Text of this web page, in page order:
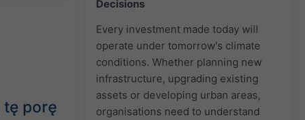
Decisions
Every investment made today will
operate under tomorrow's climate
conditions. Whether planning new
infrastructure, upgrading existing
assets or developing urban areas,
organisations need to understand
tę porę